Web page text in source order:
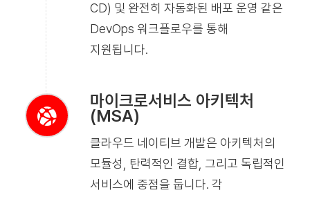
CD) 및 완전히 자동화된 배포 운영 같은
DevOps 워크플로우를 통해
지원됩니다.
마이크로서비스 아키텍처
(MSA)
클라우드 네이티브 개발은 아키텍처의
모듈성, 탄력적인 결합, 그리고 독립적인
서비스에 중점을 둡니다. 각